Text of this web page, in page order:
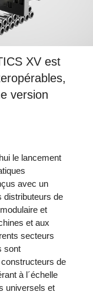
XV est
version
le lancement
avec un
distributeurs de
et
et aux
secteurs
sont
de
à l´échelle
universels et